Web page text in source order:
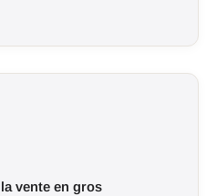
vente en gros